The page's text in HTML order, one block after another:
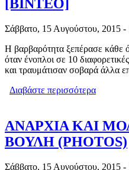
[ΒΙΝΤΕΟ]
Σάββατο, 15 Αυγούστου, 2015 -
Η βαρβαρότητα ξεπέρασε κάθε
όταν ένοπλοι σε 10
και τραυμάτισαν σοβαρά άλλα
Διαβάστε περισσότερα
ΑΝΑΡΧΙΑ ΚΑΙ
ΒΟΥΛΗ (PHOTOS)
Σάββατο, 15 Αυγούστου, 2015 -